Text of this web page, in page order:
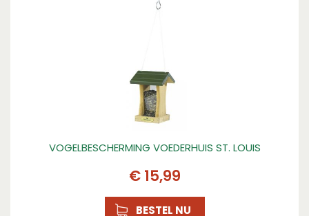
VOGELBESCHERMING VOEDERHUIS ST. LOUIS
€ 15,99
BESTEL NU